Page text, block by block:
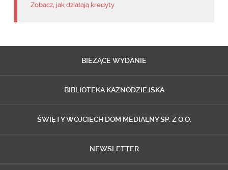
Zobacz, jak działają kredyty
BIEŻĄCE WYDANIE
BIBLIOTEKA KAZNODZIEJSKA
ŚWIĘTY WOJCIECH DOM MEDIALNY SP. Z O.O.
NEWSLETTER